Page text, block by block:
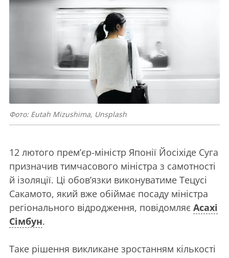
Фото: Eutah Mizushima, Unsplash
12 лютого прем’єр-міністр Японії Йосіхіде Суга
призначив тимчасового міністра з самотності
й ізоляції. Ці обов’язки виконуватиме Тецусі
Сакамото, який вже обіймає посаду міністра
регіонального відродження, повідомляє Асахі
Сімбун.
Таке рішення викликане зростанням кількості